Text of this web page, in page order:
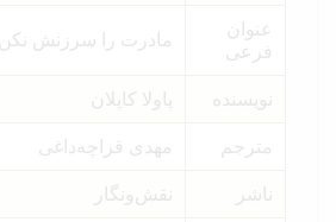
عنوان
فرعی
مادرت را سرزنش نکن
نویسنده پاولا کاپلان
مترجم مهدی قراچه‌داغی
نقش‌ونگار